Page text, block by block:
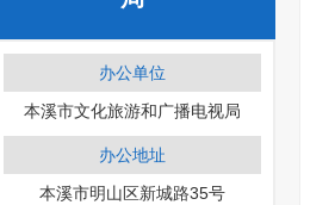
办公单位
本溪市文化旅游和广播电视局
办公地址
本溪市明山区新城路35号